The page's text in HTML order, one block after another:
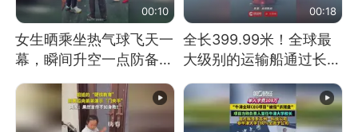
00:10
女生晒乘坐热气球飞天一
幕，瞬间升空一点防备都
00:18
全长399.99米！全球最
大级别的运输船通过长江